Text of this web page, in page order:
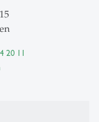
20 11